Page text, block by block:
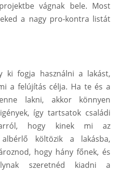
vágnak bele. Most
a nagy pro-kontra listát
ki fogja használni a lakást,
a felújítás célja. Ha te és a
lakni, akkor könnyen
így tartsatok családi
arról, hogy kinek mi az
albérlő költözik a lakásba,
hogy hány főnek, és
szeretnéd kiadni a